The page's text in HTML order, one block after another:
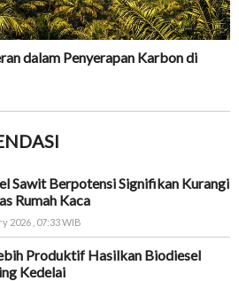
dalam Penyerapan Karbon di
Sawit Berpotensi Signifikan Kurangi
Rumah Kaca
2026 , 07:33 WIB
Produktif Hasilkan Biodiesel
Kedelai